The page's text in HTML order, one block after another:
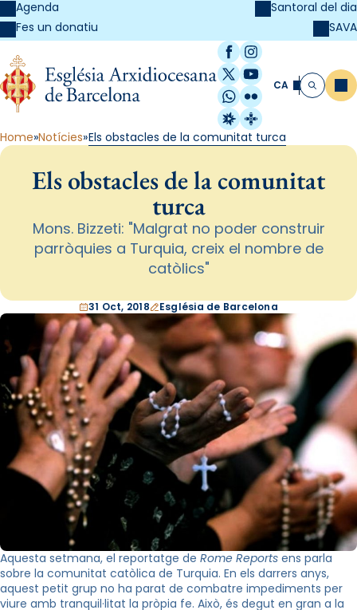
Agenda
Fes un donatiu
Santoral del dia
SAVA
Facebook
Instagram
X / Twitter
YouTube
WhatsApp
Flickr
Radio Estel
Catalunya
CA Cerca
Home Notícies Els obstacles de la comunitat turca
Els obstacles de la comunitat
turca
Mons. Bizzeti: "Malgrat no poder construir
parròquies a Turquia, creix el nombre de
catòlics"
31 Oct, 2018 Església de Barcelona
Aquesta setmana, el reportatge de Rome Reports ens parla
sobre la comunitat catòlica de Turquia. En els darrers anys,
aquest petit grup no ha parat de combatre impediments per
viure amb tranquil·litat la pròpia fe. Això, és degut en gran a la